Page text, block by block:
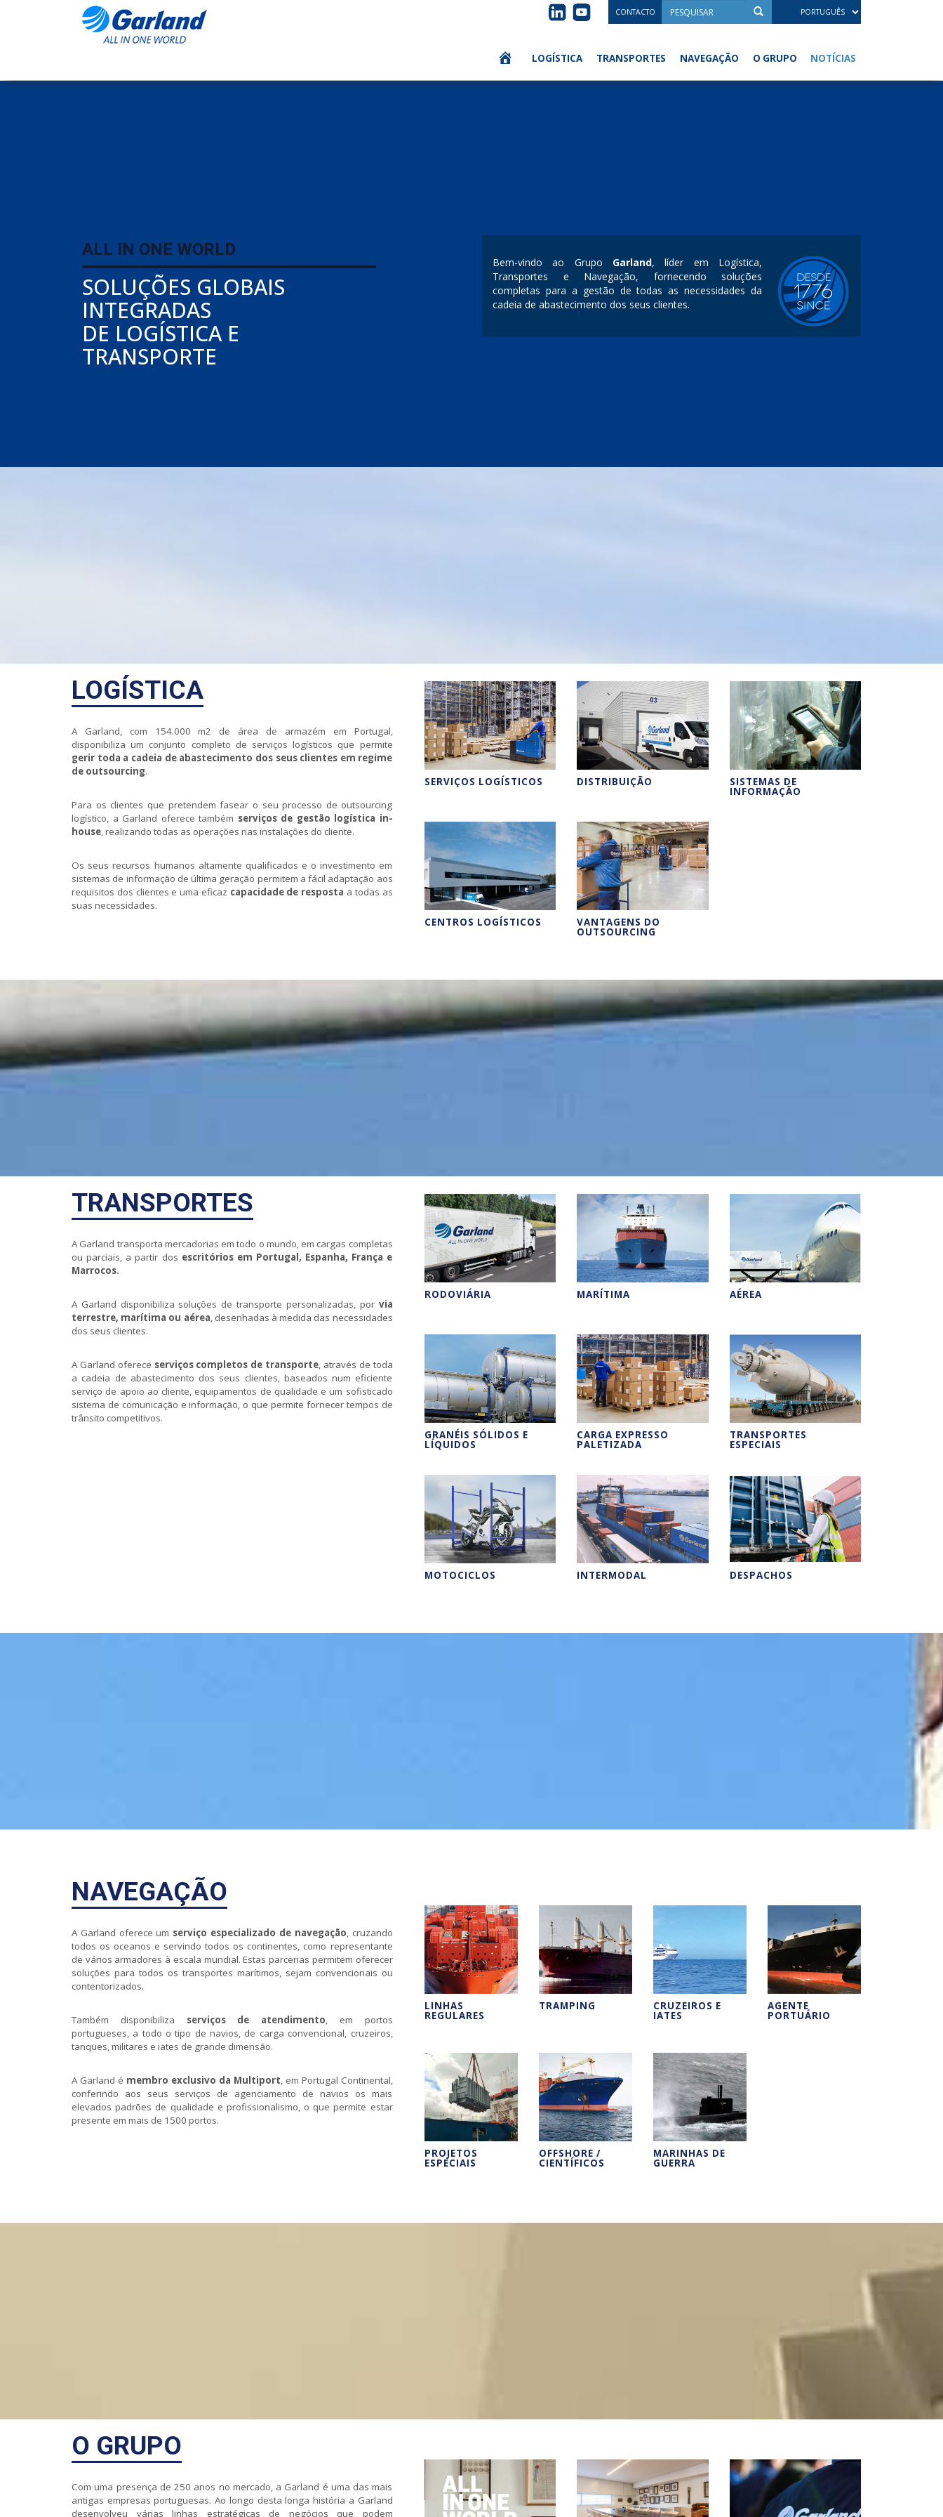
CONTACTO
LOGÍSTICA TRANSPORTES NAVEGAÇÃO O GRUPO NOTÍCIAS
ALL IN ONE WORLD
SOLUÇÕES GLOBAIS
INTEGRADAS
DE LOGÍSTICA E
TRANSPORTE
Bem-vindo ao Grupo Garland, líder em Logística,
Transportes e Navegação, fornecendo soluções
completas para a gestão de todas as necessidades da
cadeia de abastecimento dos seus clientes.
LOGÍSTICA
A Garland, com 154.000 m2 de área de armazém em Portugal,
disponibiliza um conjunto completo de serviços logísticos que permite
gerir toda a cadeia de abastecimento dos seus clientes em regime
de outsourcing.
Para os clientes que pretendem fasear o seu processo de outsourcing
logístico, a Garland oferece também serviços de gestão logística in-
house, realizando todas as operações nas instalações do cliente.
Os seus recursos humanos altamente qualificados e o investimento em
sistemas de informação de última geração permitem a fácil adaptação aos
requisitos dos clientes e uma eficaz capacidade de resposta a todas as
suas necessidades.
SERVIÇOS LOGÍSTICOS DISTRIBUIÇÃO SISTEMAS DE
INFORMAÇÃO
CENTROS LOGÍSTICOS VANTAGENS DO
OUTSOURCING
TRANSPORTES
A Garland transporta mercadorias em todo o mundo, em cargas completas
ou parciais, a partir dos escritórios em Portugal, Espanha, França e
Marrocos.
A Garland disponibiliza soluções de transporte personalizadas, por via
terrestre, marítima ou aérea, desenhadas à medida das necessidades
dos seus clientes.
A Garland oferece serviços completos de transporte, através de toda
a cadeia de abastecimento dos seus clientes, baseados num eficiente
serviço de apoio ao cliente, equipamentos de qualidade e um sofisticado
sistema de comunicação e informação, o que permite fornecer tempos de
trânsito competitivos.
RODOVIÁRIA MARÍTIMA AÉREA
GRANÉIS SÓLIDOS E
LÍQUIDOS
CARGA EXPRESSO
PALETIZADA
TRANSPORTES
ESPECIAIS
MOTOCICLOS INTERMODAL DESPACHOS
NAVEGAÇÃO
A Garland oferece um serviço especializado de navegação, cruzando
todos os oceanos e servindo todos os continentes, como representante
de vários armadores à escala mundial. Estas parcerias permitem oferecer
soluções para todos os transportes marítimos, sejam convencionais ou
contentorizados.
Também disponibiliza serviços de atendimento, em portos
portugueses, a todo o tipo de navios, de carga convencional, cruzeiros,
tanques, militares e iates de grande dimensão.
A Garland é membro exclusivo da Multiport, em Portugal Continental,
conferindo aos seus serviços de agenciamento de navios os mais
elevados padrões de qualidade e profissionalismo, o que permite estar
presente em mais de 1500 portos.
LINHAS
REGULARES
TRAMPING CRUZEIROS E
IATES
AGENTE
PORTUÁRIO
PROJETOS
ESPECIAIS
OFFSHORE /
CIENTÍFICOS
MARINHAS DE
GUERRA
O GRUPO
Com uma presença de 250 anos no mercado, a Garland é uma das mais
antigas empresas portuguesas. Ao longo desta longa história a Garland
desenvolveu várias linhas estratégicas de negócios que podem